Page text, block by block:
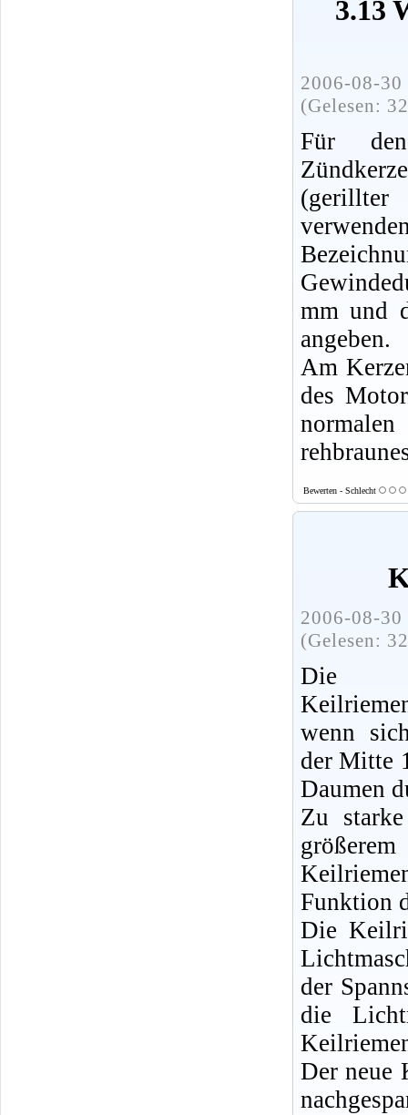
3.13
2006-08-
(Gelesen:
Für
mm und
angeben.
Am
des
Bewerten - Schlecht
2006-08-
(Gelesen:
Die
wenn
der Mitte
Daumen
Zu
Funktion
Die
der
die
Der neue